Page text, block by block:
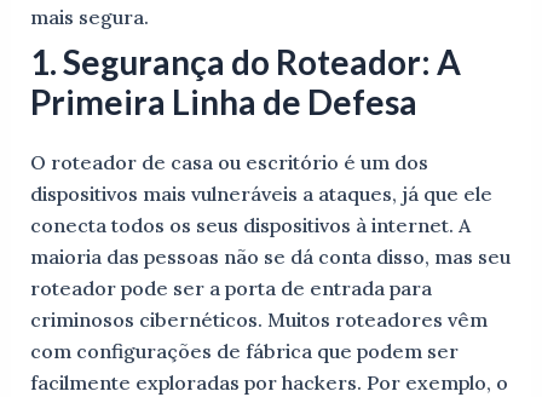
mais segura.
1. Segurança do Roteador: A
Primeira Linha de Defesa
O roteador de casa ou escritório é um dos
dispositivos mais vulneráveis a ataques, já que ele
conecta todos os seus dispositivos à internet. A
maioria das pessoas não se dá conta disso, mas seu
roteador pode ser a porta de entrada para
criminosos cibernéticos. Muitos roteadores vêm
com configurações de fábrica que podem ser
facilmente exploradas por hackers. Por exemplo, o